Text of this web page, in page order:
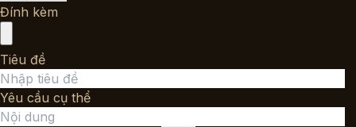
Đính kèm
Tiêu đề
Yêu cầu cụ thể